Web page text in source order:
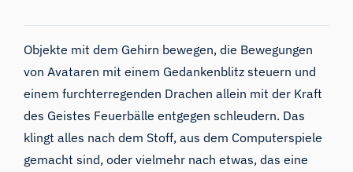
Objekte mit dem Gehirn bewegen, die Bewegungen
von Avataren mit einem Gedankenblitz steuern und
einem furchterregenden Drachen allein mit der Kraft
des Geistes Feuerbälle entgegen schleudern. Das
klingt alles nach dem Stoff, aus dem Computerspiele
gemacht sind, oder vielmehr nach etwas, das eine